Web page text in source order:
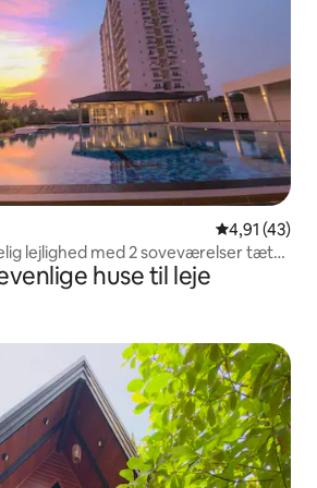
4,91 ud af 5
4,91 (43)
lejlighed med 2 soveværelser tæt
huse til leje